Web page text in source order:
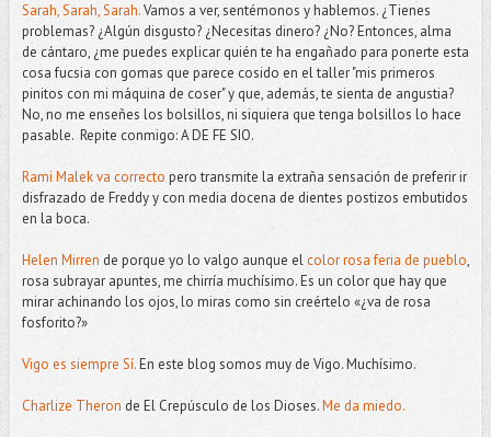
Sarah, Sarah, Sarah.Vamos a ver, sentémonos y hablemos. ¿Tienes
problemas? ¿Algún disgusto? ¿Necesitas dinero? ¿No? Entonces, alma
de cántaro, ¿me puedes explicar quién te ha engañado para ponerte esta
cosa fucsia con gomas que parece cosido en el taller "mis primeros
pinitos con mi máquina de coser" y que, además, te sienta de angustia?
No, no me enseñes los bolsillos, ni siquiera que tenga bolsillos lo hace
pasable. Repite conmigo: A DE FE SIO.
Rami Malek va correcto pero transmite la extraña sensación de preferir ir
disfrazado de Freddy y con media docena de dientes postizos embutidos
en la boca.
Helen Mirren de porque yo lo valgo aunque elcolor rosa feria de pueblo,
rosa subrayar apuntes, me chirría muchísimo. Es un color que hay que
mirar achinando los ojos, lo miras como sin creértelo «¿va de rosa
fosforito?»
Vigo es siempre Sí.En este blog somos muy de Vigo. Muchísimo.
Charlize Theron de El Crepúsculo de los Dioses.Me da miedo.